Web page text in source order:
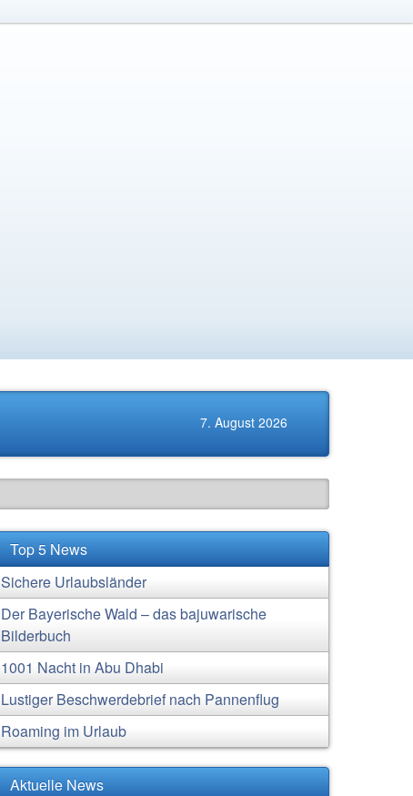
7. August 2026
Top 5 News
Sichere Urlaubsländer
Der Bayerische Wald – das bajuwarische
Bilderbuch
1001 Nacht in Abu Dhabi
Lustiger Beschwerdebrief nach Pannenflug
Roaming im Urlaub
Aktuelle News